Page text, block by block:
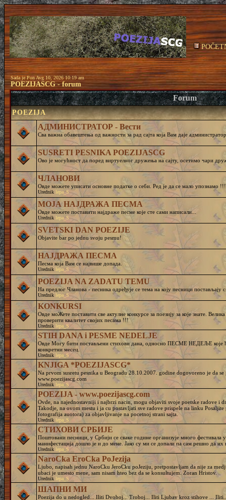
Sada je Pon Avg 10, 2026 10:19 am
POEZIJASCG - forum
Forum
POEZIJA
АДМИНИСТРАТОР - Вести
Сва важна обавештења од важности за рад сајта која Вам даје
SUSRETI PESNIKA POEZIJASCG
Ово је могућност да поред виртуелног дружења на сајту, осетимо
ЧЛАНОВИ
Овде можете уписати основне податке о себи. Ред је да се мало упознамо !!!
Urednik lepa_S
МОЈА НАЈДРАЖА ПЕСМА
Овде можете поставити најдраже песме које сте сами написали...
Urednik lepa_S
SVETSKI DAN POEZIJE
Objavite bar po jednu svoju pesmu!
НАЈДРАЖА ПЕСМА
Песма која Вам се највише допада.
Urednik lepa_S
POEZIJA NA ZADATU TEMU
На предлог Чланова - песника одређује се тема на коју песници
Urednik lepa_S
KONKURSI
Овде моЖете поставити све актулне конкурсе за поезију за које знате.
проверити квалитет својих песама !!!
Urednik lepa_S
STIH DANA i PESME NEDELJE
Овде Могу бити постављени стихови дана, односно ПЕСМЕ НЕДЕЉЕ које
конкретни месец.
Urednik lepa_S
KNJIGA *POEZIJASCG*
Na prvom susretu pesnika u Beogradu 28.10.2007. godine dogovoreno je da
www.poezijascg.com
Urednik lepa_S
POEZIJA - www.poezijascg.com
Ovde, na najednostavniji i najbrzi nacin, mogu objaviti svoje poetske radove i
Takodje, na ovom mestu i ja cu postavljati sve radove prispele na linku
fotografija auotora) za objavljivanje na pocetnoj strani sajta.
Urednik lepa_S
СТИХОВИ СРБИЈЕ
Поштовани песници, у Србији се сваке године организује много фестивала
манифестација дошло је и до мене. Јако су ми се допали па сам решио да
Urednik lepa_S
NaroCka EroCka PoJezija
Ljubo, napisah jednu NaroCku JeroCku poJeziju, pretpostavljam da nije za
ubaci je umesto mene, sam nisam hteo bez da se konsultujem. Zoran Hristov.
Urednik lepa_S
ШАПНИ МИ
Poezija do u nedogled... Iliti Dvoboj... Troboj... Iliti Ljubav kroz stihove ...